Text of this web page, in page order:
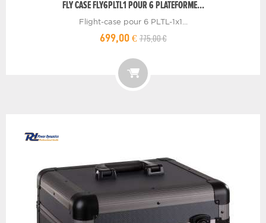
FLY CASE FLY6PLTL1 POUR 6 PLATEFORME...
Flight-case pour 6 PLTL-1x1...
699,00 €775,00 €